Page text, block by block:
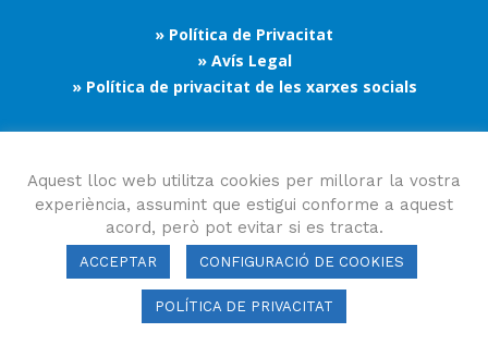
» Política de Privacitat
» Avís Legal
» Política de privacitat de les xarxes socials
Segueix-nos
Consell Comarcal del Maresme 2023 Copyright © Tots els drets
Aquest lloc web utilitza cookies per millorar la vostra
experiència, assumint que estigui conforme a aquest
acord, però pot evitar si es tracta.
ACCEPTAR CONFIGURACIÓ DE COOKIES
POLÍTICA DE PRIVACITAT